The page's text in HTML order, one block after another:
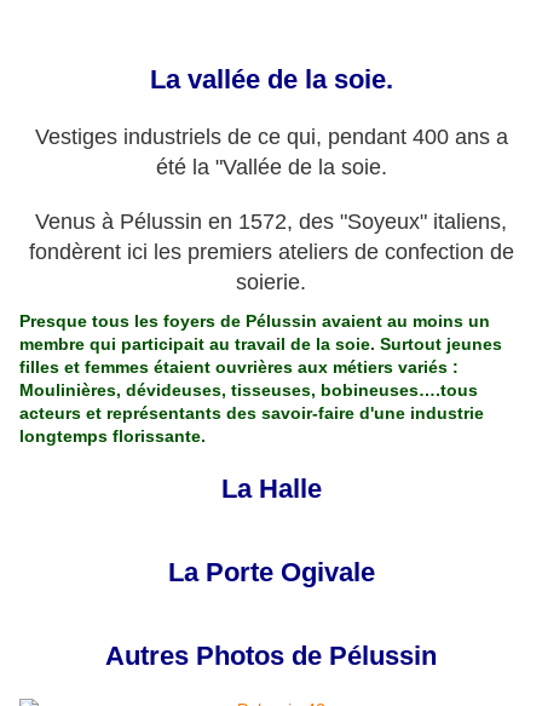
La vallée de la soie.
Vestiges industriels de ce qui, pendant 400 ans a
été la "Vallée de la soie.
Venus à Pélussin en 1572, des "Soyeux" italiens,
fondèrent ici les premiers ateliers de confection de
soierie.
Presque tous les foyers de Pélussin avaient au moins un
membre qui participait au travail de la soie. Surtout jeunes
filles et femmes étaient ouvrières aux métiers variés :
Moulinières, dévideuses, tisseuses, bobineuses….tous
acteurs et représentants des savoir-faire d'une industrie
longtemps florissante.
La Halle
La Porte Ogivale
Autres Photos de Pélussin